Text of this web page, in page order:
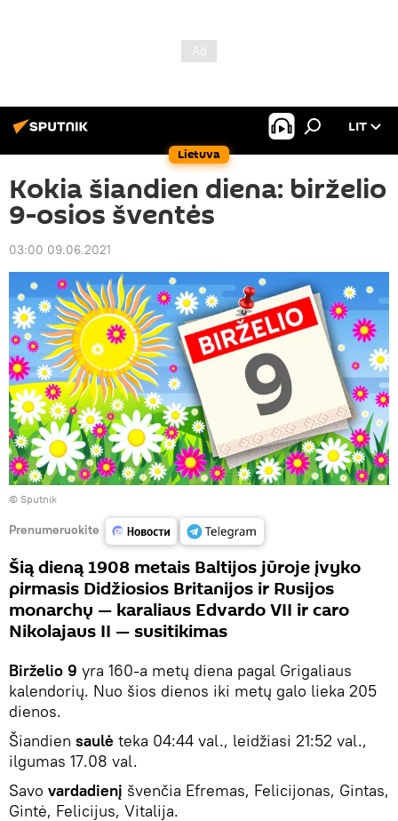
Lietuva
LIT
Kokia šiandien diena: birželio
9-osios šventės
03:00 09.06.2021
© Sputnik
Prenumeruokite
Šią dieną 1908 metais Baltijos jūroje įvyko
pirmasis Didžiosios Britanijos ir Rusijos
monarchų — karaliaus Edvardo VII ir caro
Nikolajaus II — susitikimas
Birželio 9 yra 160-a metų diena pagal Grigaliaus
kalendorių. Nuo šios dienos iki metų galo lieka 205
dienos.
Šiandien saulė teka 04:44 val., leidžiasi 21:52 val.,
ilgumas 17.08 val.
Savo vardadienį švenčia Efremas, Felicijonas, Gintas,
Gintė, Felicijus, Vitalija.